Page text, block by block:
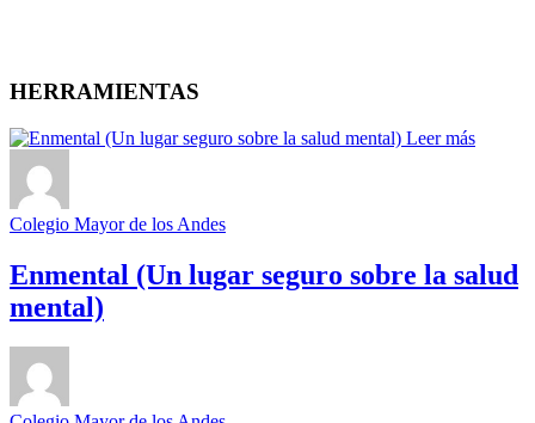
HERRAMIENTAS
Leer más
Colegio Mayor de los Andes
Enmental (Un lugar seguro sobre la salud
mental)